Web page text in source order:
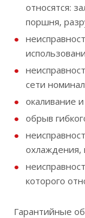
относятся:
поршня,
сети
окаливание
обрыв
охлаждения,
которого
Гарантийные